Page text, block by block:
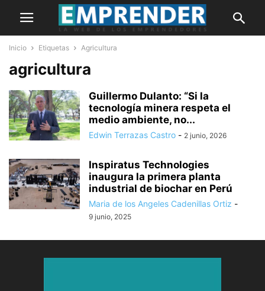
Inicio Etiquetas Agricultura
agricultura
Guillermo Dulanto: “Si la
tecnología minera respeta el
medio ambiente, no...
Edwin Terrazas Castro - 2 junio, 2026
Inspiratus Technologies
inaugura la primera planta
industrial de biochar en Perú
Maria de los Angeles Cadenillas Ortiz -
9 junio, 2025